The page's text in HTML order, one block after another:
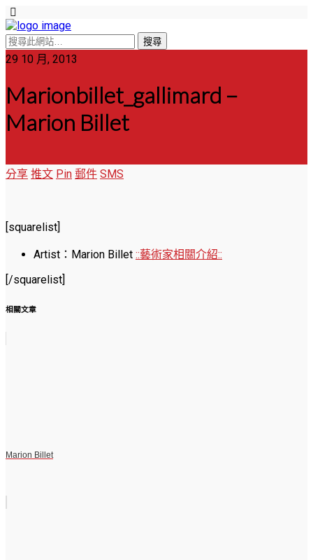
29 10 月, 2013
Marionbillet_gallimard –
Marion Billet
分享 推文 Pin 郵件 SMS
[squarelist]
Artist：Marion Billet ::藝術家相關介紹::
[/squarelist]
相關文章
Marion Billet